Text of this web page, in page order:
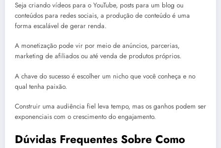
Seja criando vídeos para o YouTube, posts para um blog ou
conteúdos para redes sociais, a produção de conteúdo é uma
forma escalável de gerar renda.
A monetização pode vir por meio de anúncios, parcerias,
marketing de afiliados ou até venda de produtos próprios.
A chave do sucesso é escolher um nicho que você conheça e no
qual tenha paixão.
Construir uma audiência fiel leva tempo, mas os ganhos podem ser
exponenciais com o crescimento do engajamento.
Dúvidas Frequentes Sobre Como